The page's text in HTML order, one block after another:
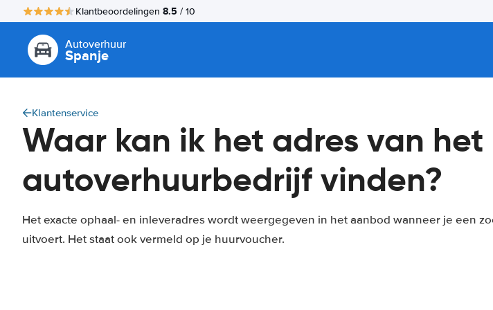
Klantbeoordelingen 8.5 / 10
Autoverhuur
Spanje
Klantenservice
Waar kan ik het adres van het
autoverhuurbedrijf vinden?
Het exacte ophaal- en inleveradres wordt weergegeven in het aanbod wanneer je een
uitvoert. Het staat ook vermeld op je huurvoucher.